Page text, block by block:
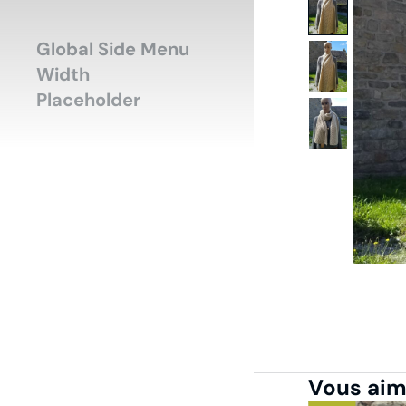
Global Side Menu
Width
Placeholder
Vous êtes ici :
Accueil Mode-
Vous